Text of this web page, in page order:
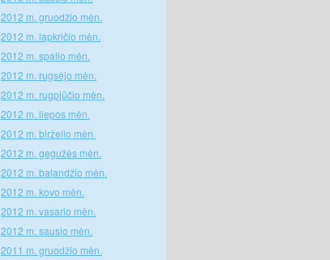
2012 m. gruodžio mėn.
2012 m. lapkričio mėn.
2012 m. spalio mėn.
2012 m. rugsėjo mėn.
2012 m. rugpjūčio mėn.
2012 m. liepos mėn.
2012 m. birželio mėn.
2012 m. gegužės mėn.
2012 m. balandžio mėn.
2012 m. kovo mėn.
2012 m. vasario mėn.
2012 m. sausio mėn.
2011 m. gruodžio mėn.